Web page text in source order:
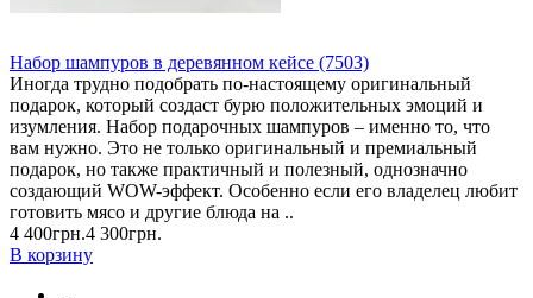
Набор шампуров в деревянном кейсе (7503)
Иногда трудно подобрать по-настоящему оригинальный
подарок, который создаст бурю положительных эмоций и
изумления. Набор подарочных шампуров – именно то, что
вам нужно. Это не только оригинальный и премиальный
подарок, но также практичный и полезный, однозначно
создающий WOW-эффект. Особенно если его владелец любит
готовить мясо и другие блюда на ..
4 400грн.4 300грн.
В корзину